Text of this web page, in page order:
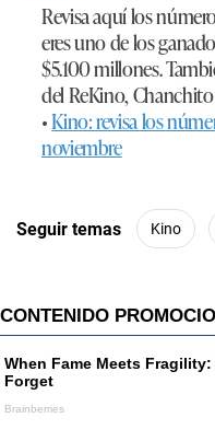
Revisa aquí los
eres uno de los
$5.100 millones.
del ReKino, Chanchito
•Kino: revisa los
noviembre
Seguir temas Kino